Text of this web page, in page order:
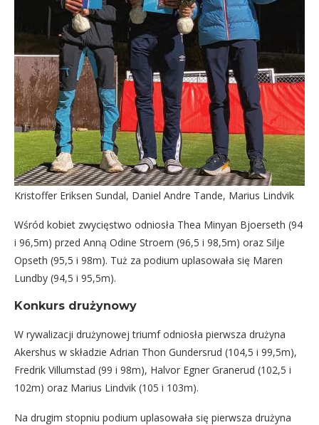
Kristoffer Eriksen Sundal, Daniel Andre Tande, Marius Lindvik
Wśród kobiet zwycięstwo odniosła Thea Minyan Bjoerseth (94
i 96,5m) przed Anną Odine Stroem (96,5 i 98,5m) oraz Silje
Opseth (95,5 i 98m). Tuż za podium uplasowała się Maren
Lundby (94,5 i 95,5m).
Konkurs drużynowy
W rywalizacji drużynowej triumf odniosła pierwsza drużyna
Akershus w składzie Adrian Thon Gundersrud (104,5 i 99,5m),
Fredrik Villumstad (99 i 98m), Halvor Egner Granerud (102,5 i
102m) oraz Marius Lindvik (105 i 103m).
Na drugim stopniu podium uplasowała się pierwsza drużyna